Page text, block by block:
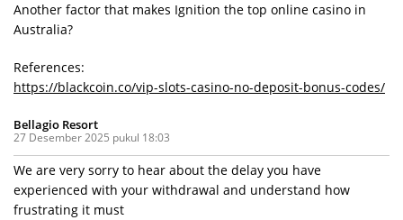
Another factor that makes Ignition the top online casino in
Australia?
References:
https://blackcoin.co/vip-slots-casino-no-deposit-bonus-codes/
Bellagio Resort
27 Desember 2025 pukul 18:03
We are very sorry to hear about the delay you have
experienced with your withdrawal and understand how
frustrating it must